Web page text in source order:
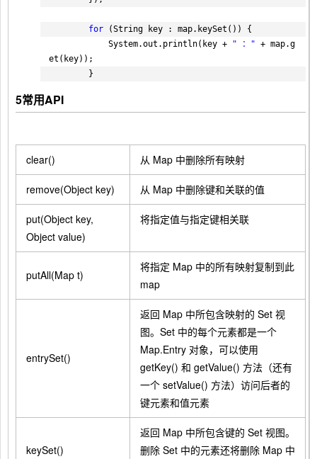
for
(String key : map.keySet()) {
System.out.println(key +
" ：" + map.g
et(key));
}
5常用API
clear() 从 Map 中删除所有映射
remove(Object key) 从 Map 中删除键和关联的值
put(Object key,
Object value)
将指定值与指定键相关联
putAll(Map t)
将指定 Map 中的所有映射复制到此
map
entrySet()
返回 Map 中所包含映射的 Set 视
图。Set 中的每个元素都是一个
Map.Entry 对象，可以使用
getKey() 和 getValue() 方法（还有
一个 setValue() 方法）访问后者的
键元素和值元素
keySet()
返回 Map 中所包含键的 Set 视图。
删除 Set 中的元素还将删除 Map 中